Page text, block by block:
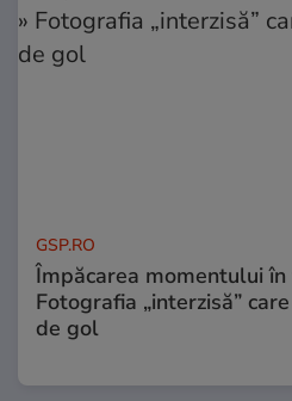
GSP.RO
Împăcarea momentului
Fotografia „interzisă”
de gol